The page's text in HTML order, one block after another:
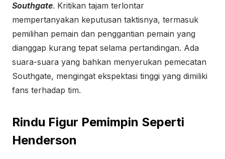
Southgate. Kritikan tajam terlontar
mempertanyakan keputusan taktisnya, termasuk
pemilihan pemain dan penggantian pemain yang
dianggap kurang tepat selama pertandingan. Ada
suara-suara yang bahkan menyerukan pemecatan
Southgate, mengingat ekspektasi tinggi yang dimiliki
fans terhadap tim.
Rindu Figur Pemimpin Seperti
Henderson